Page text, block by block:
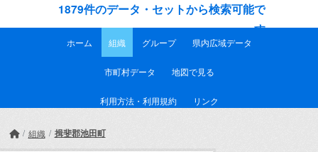
1879件のデータ・セットから検索可能で
す
ホーム 組織 グループ 県内広域データ
市町村データ 地図で見る
利用方法・利用規約 リンク
組織 揖斐郡池田町